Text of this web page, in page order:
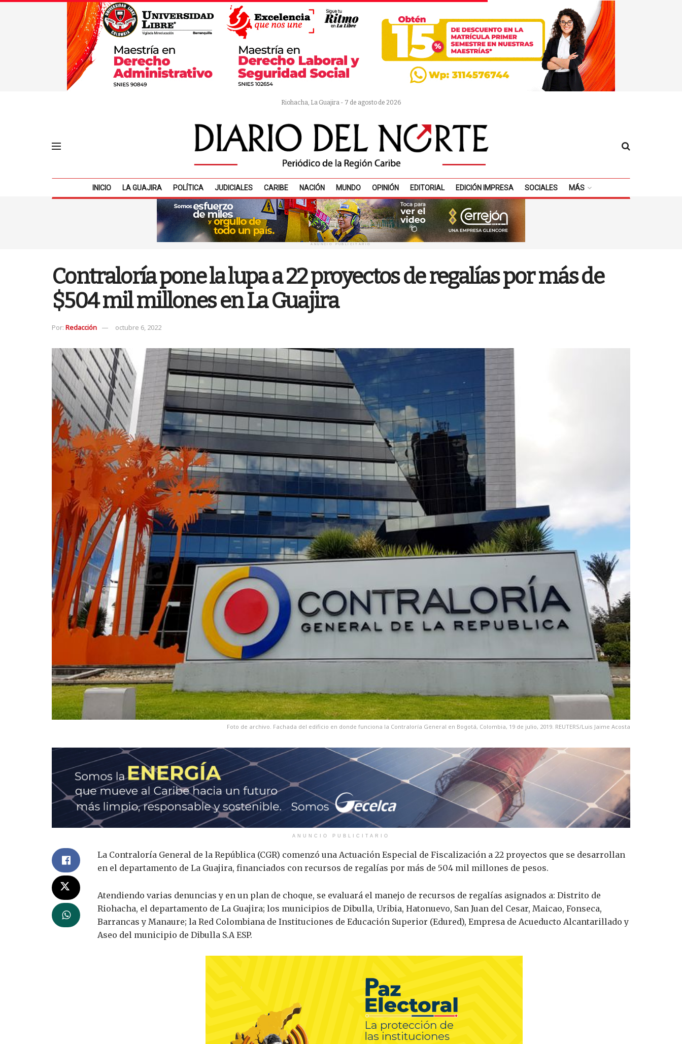
Riohacha, La Guajira - 7 de agosto de 2026
INICIO LA GUAJIRA POLÍTICA JUDICIALES CARIBE NACIÓN MUNDO OPINIÓN EDITORIAL EDICIÓN IMPRESA SOCIALES MÁS
ANUNCIO PUBLICITARIO
Contraloría pone la lupa a 22 proyectos de regalías por más de
$504 mil millones en La Guajira
Por: Redacción octubre 6, 2022
Foto de archivo. Fachada del edificio en donde funciona la Contraloría General en Bogotá, Colombia, 19 de julio, 2019. REUTERS/Luis Jaime Acosta
ANUNCIO PUBLICITARIO
La Contraloría General de la República (CGR) comenzó una Actuación Especial de Fiscalización a 22 proyectos que se desarrollan
en el departamento de La Guajira, financiados con recursos de regalías por más de 504 mil millones de pesos.
Atendiendo varias denuncias y en un plan de choque, se evaluará el manejo de recursos de regalías asignados a: Distrito de
Riohacha, el departamento de La Guajira; los municipios de Dibulla, Uribia, Hatonuevo, San Juan del Cesar, Maicao, Fonseca,
Barrancas y Manaure; la Red Colombiana de Instituciones de Educación Superior (Edured), Empresa de Acueducto Alcantarillado y
Aseo del municipio de Dibulla S.A ESP.